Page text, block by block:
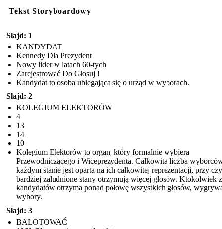
Tekst Storyboardowy
Slajd: 1
KANDYDAT
Kennedy Dla Prezydent
Nowy lider w latach 60-tych
Zarejestrować Do Głosuj !
Kandydat to osoba ubiegająca się o urząd w wyborach.
Slajd: 2
KOLEGIUM ELEKTORÓW
4
13
14
10
Kolegium Elektorów to organ, który formalnie wybiera
Przewodniczącego i Wiceprezydenta. Całkowita liczba
każdym stanie jest oparta na ich całkowitej reprezentacji, przy
bardziej zaludnione stany otrzymują więcej głosów. Ktokolwiek z
kandydatów otrzyma ponad połowę wszystkich głosów,
wybory.
Slajd: 3
BALOTOWAĆ